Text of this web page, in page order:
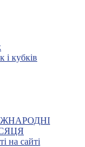
і кубків
на сайті